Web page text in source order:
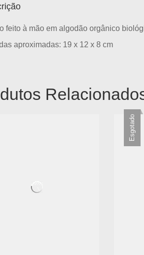
feito à mão em algodão orgânico
aproximadas: 19 x 12 x 8 cm
Esgotado